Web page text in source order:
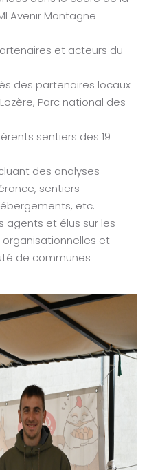
Avenir Montagne
et acteurs du
des partenaires locaux
Parc national des
sentiers des 19
des analyses
sentiers
etc.
agents et élus sur les
et
de communes